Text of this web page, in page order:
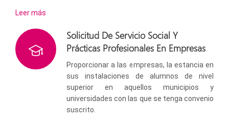
Leer más
Solicitud De Servicio Social Y
Prácticas Profesionales En Empresas
Proporcionar a las empresas, la estancia en
sus instalaciones de alumnos de nivel
superior en aquellos municipios y
universidades con las que se tenga convenio
suscrito.